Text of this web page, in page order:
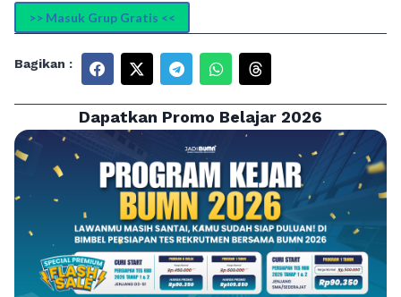
>> Masuk Grup Gratis <<
Bagikan :
Dapatkan Promo Belajar 2026